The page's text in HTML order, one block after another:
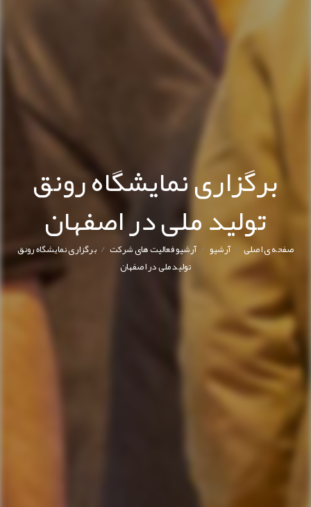
برگزاری نمایشگاه رونق
تولید ملی در اصفهان
صفحه ی اصلی/ آرشیو/ آرشیو فعالیت های شرکت/ برگزاری نمایشگاه رونق
تولید ملی در اصفهان